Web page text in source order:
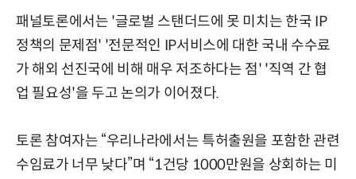
패널토론에서는 '글로벌 스탠더드에 못 미치는 한국 IP
정책의 문제점' '전문적인 IP서비스에 대한 국내 수수료
가 해외 선진국에 비해 매우 저조하다는 점' '직역 간 협
업 필요성'을 두고 논의가 이어졌다.
토론 참여자는 “우리나라에서는 특허출원을 포함한 관련
수임료가 너무 낮다”며 “1건당 1000만원을 상회하는 미